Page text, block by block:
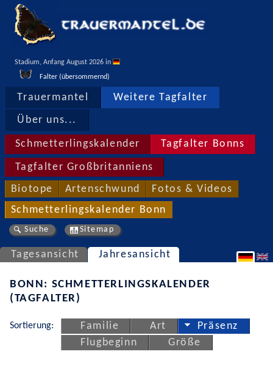
Stadium, Anfang August 2026 in
Falter (übersommernd)
Trauermantel Weitere Tagfalter
Über uns...
Schmetterlingskalender Tagfalter Bonns
Tagfalter Großbritanniens
Biotope Artenschwund Fotos & Videos
Schmetterlingskalender Bonn
Suche Sitemap
Tagesansicht Jahresansicht
BONN: SCHMETTERLINGSKALENDER
(TAGFALTER)
Sortierung: Familie Art
Präsenz
Flugbeginn
Größe